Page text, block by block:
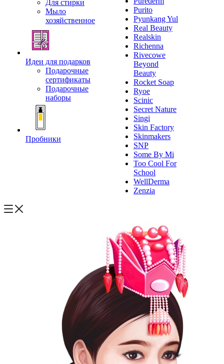
Для стирки
Мыло
хозяйственное
Идеи для подарков
Подарочные
сертификаты
Подарочные
наборы
Пробники
Purito
Pyunkang Yul
Real Beauty
Realskin
Richenna
Rivecowe
Beyond
Beauty
Rocket Soap
Ryoe
Scinic
Secret Nature
Singi
Skin Factory
Skinmakers
SNP
Some By Mi
Too Cool For
School
WellDerma
Zenzia